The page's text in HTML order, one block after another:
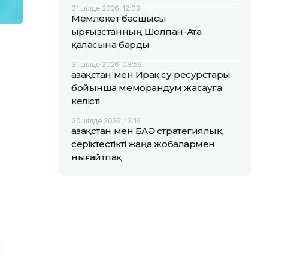
31 шілде 2026, 12:03
Мемлекет басшысы
Қырғызстанның Шолпан-Ата
қаласына барды
31 шілде 2026, 08:59
Қазақстан мен Ирак су ресурстары
бойынша меморандум жасауға
келісті
30 шілде 2026, 13:16
Қазақстан мен БАӘ стратегиялық
серіктестікті жаңа жобалармен
нығайтпақ